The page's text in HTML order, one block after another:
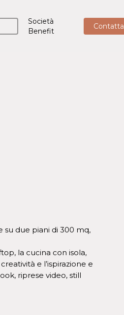
Società
Benefit
su due piani di 300 mq,
la cucina con isola,
e l’ispirazione e
riprese video, still